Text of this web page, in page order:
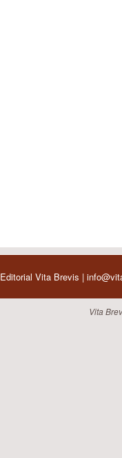
Vita Brevis |
Vita